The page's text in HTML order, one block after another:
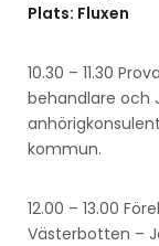
Plats: Fluxen
10.30 – 11.30
behandlare och
kommun.
12.00 – 13.00
Västerbotten –